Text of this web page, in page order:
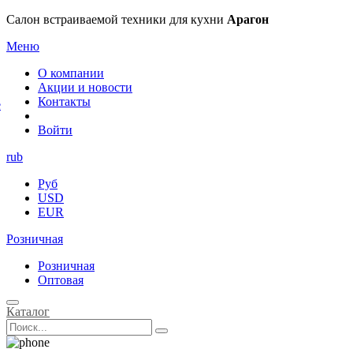
Салон встраиваемой техники для кухни Арагон
Меню
О компании
Акции и новости
Контакты
Войти
rub
Руб
USD
EUR
Розничная
Розничная
Оптовая
Каталог